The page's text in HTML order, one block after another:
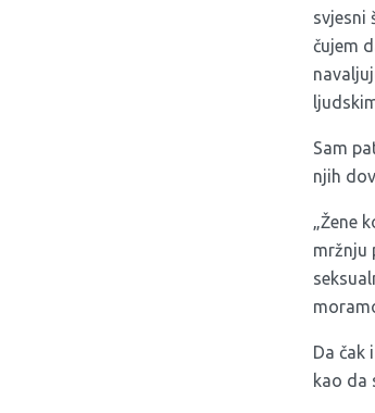
svjesni
čujem
Sam
njih
„Žene
mržnju
Da čak
kao da